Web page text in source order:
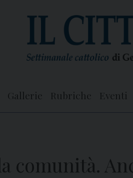
Gallerie Rubriche Eventi
comunità.